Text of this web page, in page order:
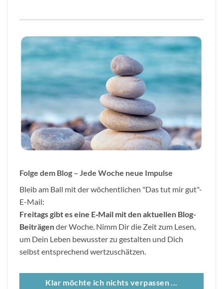
Folge dem Blog – Jede Woche neue Impulse
Bleib am Ball mit der wöchentlichen "Das tut mir gut"-
E-Mail:
Freitags gibt es eine E‐Mail mit den aktuellen Blog-
Beiträgender Woche. Nimm Dir die Zeit zum Lesen,
um Dein Leben bewusster zu gestalten und Dich
selbst entsprechend wertzuschätzen.
Klar möchte ich nichts verpassen ...